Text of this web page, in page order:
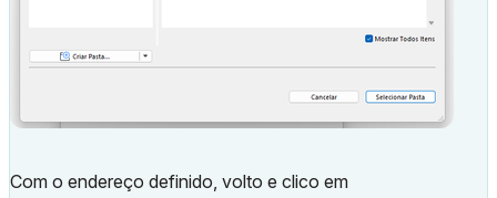
Com o endereço definido, volto e clico em